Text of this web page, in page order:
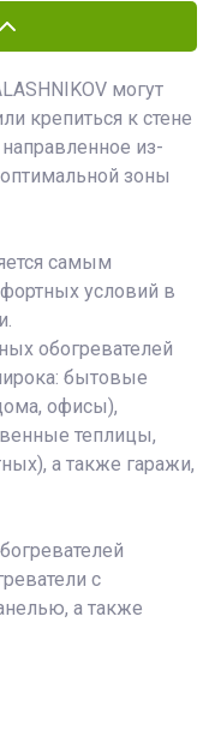
могут
крепиться к стене
из-
зоны
самым
условий в
обогревателей
бытовые
офисы),
теплицы,
а также гаражи,
с
а также